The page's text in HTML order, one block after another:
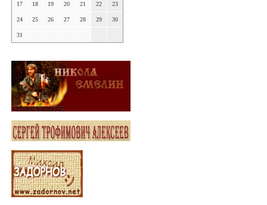
17 18 19 20 21 22 23
24 25 26 27 28 29 30
31